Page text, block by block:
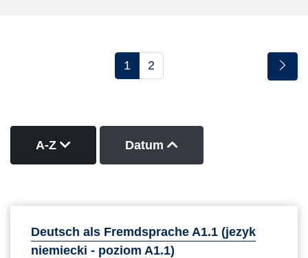
1 2
A-Z Kurse nach Titel absteigend sortieren
Datum Kurse nach Datum
Deutsch als Fremdsprache A1.1 (jezyk
niemiecki - poziom A1.1)